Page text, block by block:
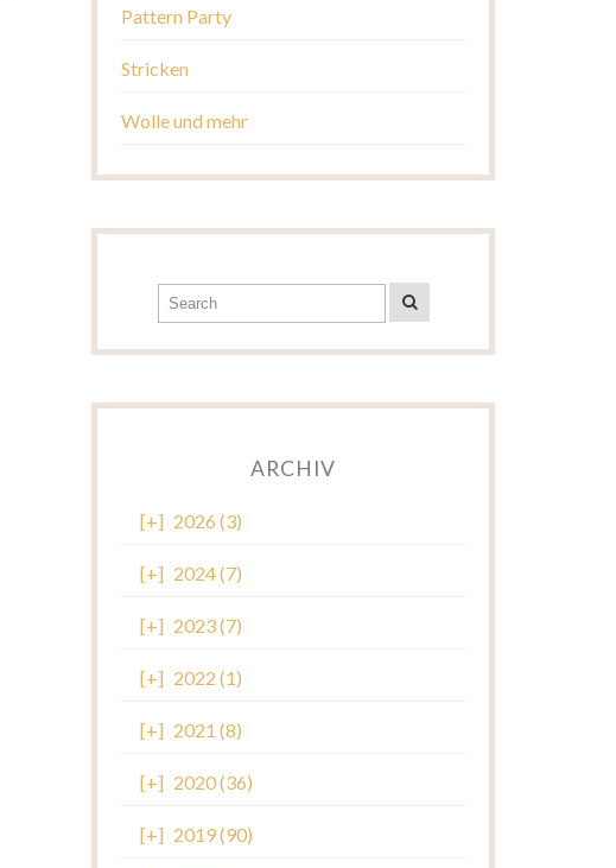
Pattern Party
Stricken
Wolle und mehr
ARCHIV
[+] 2026 (3)
[+] 2024 (7)
[+] 2023 (7)
[+] 2022 (1)
[+] 2021 (8)
[+] 2020 (36)
[+] 2019 (90)